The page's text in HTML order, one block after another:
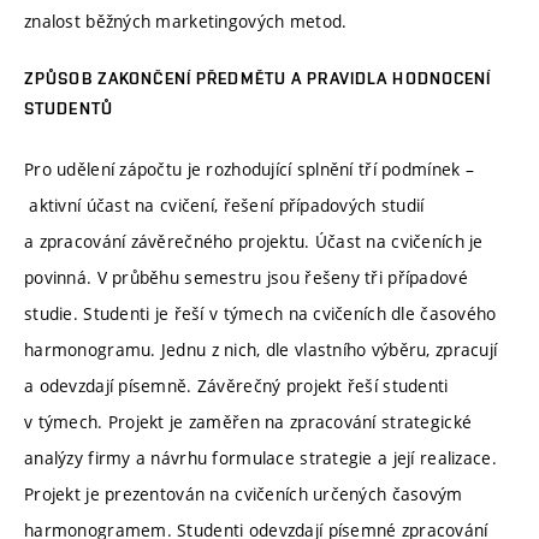
znalost běžných marketingových metod.
ZPŮSOB ZAKONČENÍ PŘEDMĚTU A PRAVIDLA HODNOCENÍ
STUDENTŮ
Pro udělení zápočtu je rozhodující splnění tří podmínek –
aktivní účast na cvičení, řešení případových studií
a zpracování závěrečného projektu. Účast na cvičeních je
povinná. V průběhu semestru jsou řešeny tři případové
studie. Studenti je řeší v týmech na cvičeních dle časového
harmonogramu. Jednu z nich, dle vlastního výběru, zpracují
a odevzdají písemně. Závěrečný projekt řeší studenti
v týmech. Projekt je zaměřen na zpracování strategické
analýzy firmy a návrhu formulace strategie a její realizace.
Projekt je prezentován na cvičeních určených časovým
harmonogramem. Studenti odevzdají písemné zpracování